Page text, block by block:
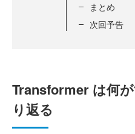
まとめ
次回予告
Transformer は何
り返る